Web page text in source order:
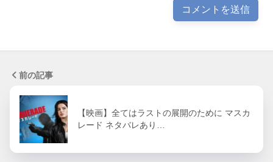
前の記事
【映画】全てはラストの展開のために マスカ
レード ネタバレあり…